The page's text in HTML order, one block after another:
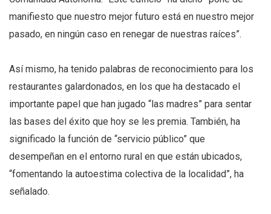
manifiesto que nuestro mejor futuro está en nuestro mejor
pasado, en ningún caso en renegar de nuestras raíces”.
Así mismo, ha tenido palabras de reconocimiento para los
restaurantes galardonados, en los que ha destacado el
importante papel que han jugado “las madres” para sentar
las bases del éxito que hoy se les premia. También, ha
significado la función de “servicio público” que
desempeñan en el entorno rural en que están ubicados,
“fomentando la autoestima colectiva de la localidad”, ha
señalado.